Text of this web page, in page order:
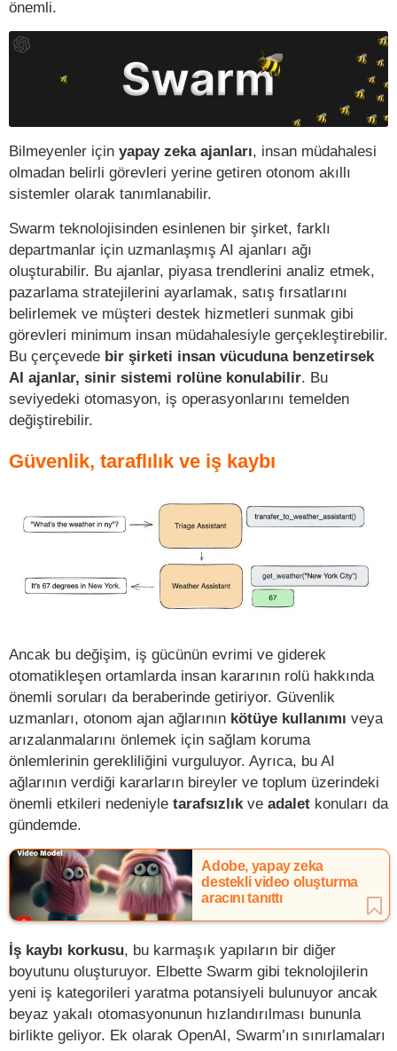
önemli.
Bilmeyenler için yapay zeka ajanları, insan müdahalesi
olmadan belirli görevleri yerine getiren otonom akıllı
sistemler olarak tanımlanabilir.
Swarm teknolojisinden esinlenen bir şirket, farklı
departmanlar için uzmanlaşmış AI ajanları ağı
oluşturabilir. Bu ajanlar, piyasa trendlerini analiz etmek,
pazarlama stratejilerini ayarlamak, satış fırsatlarını
belirlemek ve müşteri destek hizmetleri sunmak gibi
görevleri minimum insan müdahalesiyle gerçekleştirebilir.
Bu çerçevede bir şirketi insan vücuduna benzetirsek
AI ajanlar, sinir sistemi rolüne konulabilir. Bu
seviyedeki otomasyon, iş operasyonlarını temelden
değiştirebilir.
Güvenlik, taraflılık ve iş kaybı
Ancak bu değişim, iş gücünün evrimi ve giderek
otomatikleşen ortamlarda insan kararının rolü hakkında
önemli soruları da beraberinde getiriyor. Güvenlik
uzmanları, otonom ajan ağlarının kötüye kullanımı veya
arızalanmalarını önlemek için sağlam koruma
önlemlerinin gerekliliğini vurguluyor. Ayrıca, bu AI
ağlarının verdiği kararların bireyler ve toplum üzerindeki
önemli etkileri nedeniyle tarafsızlıkve adalet konuları da
gündemde.
Adobe, yapay zeka
destekli video oluşturma
aracını tanıttı
İş kaybı korkusu, bu karmaşık yapıların bir diğer
boyutunu oluşturuyor. Elbette Swarm gibi teknolojilerin
yeni iş kategorileri yaratma potansiyeli bulunuyor ancak
beyaz yakalı otomasyonunun hızlandırılması bununla
birlikte geliyor. Ek olarak OpenAI, Swarm’ın sınırlamaları